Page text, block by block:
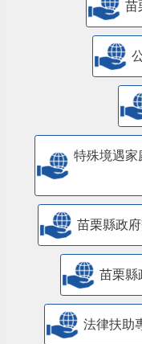
苗
特殊境遇家
苗栗縣政
苗栗縣
法律扶助